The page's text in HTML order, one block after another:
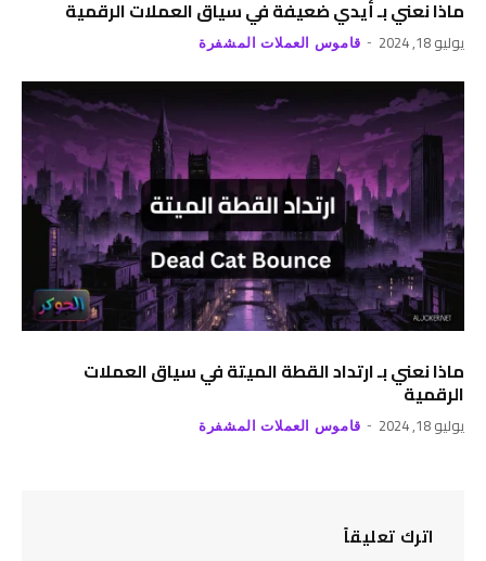
ماذا نعني بـ أيدي ضعيفة في سياق العملات الرقمية
يوليو 18, 2024 قاموس العملات المشفرة
ماذا نعني بـ ارتداد القطة الميتة في سياق العملات
الرقمية
يوليو 18, 2024 قاموس العملات المشفرة
اترك تعليقاً